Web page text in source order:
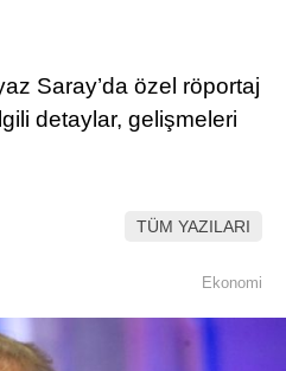
Saray’da özel röportaj
detaylar, gelişmeleri
TÜM YAZILARI
Ekonomi